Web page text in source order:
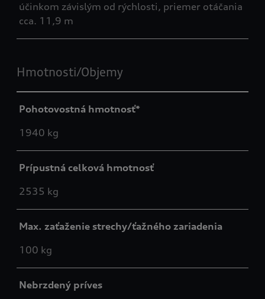
účinkom závislým od rýchlosti, priemer otáčania
cca. 11,9 m
Hmotnosti/Objemy
Pohotovostná hmotnosť*
1940 kg
Prípustná celková hmotnosť
2535 kg
Max. zaťaženie strechy/ťažného zariadenia
100 kg
Nebrzdený príves